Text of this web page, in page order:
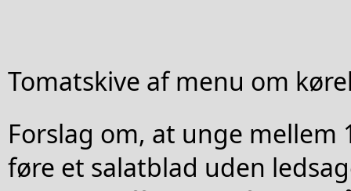
Tomatskive af menu om
Forslag om, at unge mellem
føre et salatblad uden